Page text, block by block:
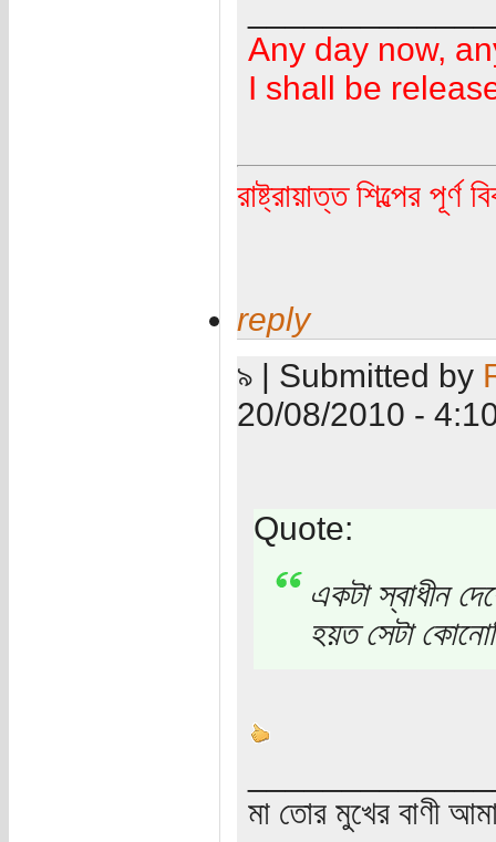
Any day now,
I shall be
রাষ্ট্রায়াত্ত শিল্পের পূর্ণ
reply
৯ | Submitted by
20/08/2010 -
Quote:
একটা স্বাধীন
হয়ত সেটা
মা তোর মুখের বাণী